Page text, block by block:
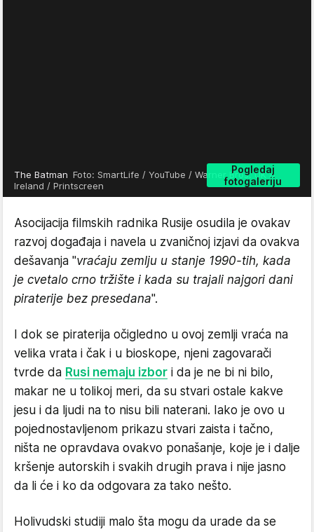
Pogledaj
fotogaleriju
The Batman Foto: SmartLife / YouTube / Warner Bros. UK &
Ireland / Printscreen
Asocijacija filmskih radnika Rusije osudila je ovakav
razvoj događaja i navela u zvaničnoj izjavi da ovakva
dešavanja "vraćaju zemlju u stanje 1990-tih, kada
je cvetalo crno tržište i kada su trajali najgori dani
piraterije bez presedana".
I dok se piraterija očigledno u ovoj zemlji vraća na
velika vrata i čak i u bioskope, njeni zagovarači
tvrde da Rusi nemaju izbor i da je ne bi ni bilo,
makar ne u tolikoj meri, da su stvari ostale kakve
jesu i da ljudi na to nisu bili naterani. Iako je ovo u
pojednostavljenom prikazu stvari zaista i tačno,
ništa ne opravdava ovakvo ponašanje, koje je i dalje
kršenje autorskih i svakih drugih prava i nije jasno
da li će i ko da odgovara za tako nešto.
Holivudski studiji malo šta mogu da urade da se